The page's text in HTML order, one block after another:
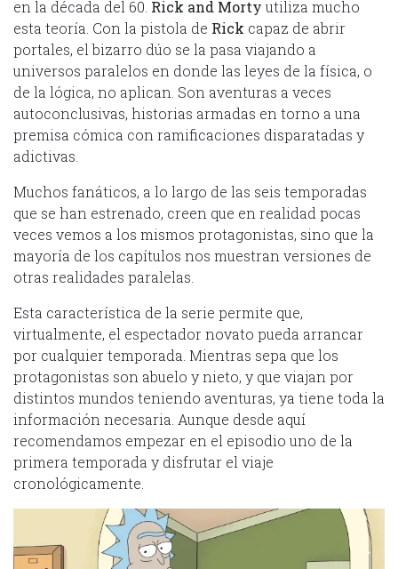
en la década del 60. Rick and Morty utiliza mucho
esta teoría. Con la pistola de Rick capaz de abrir
portales, el bizarro dúo se la pasa viajando a
universos paralelos en donde las leyes de la física, o
de la lógica, no aplican. Son aventuras a veces
autoconclusivas, historias armadas en torno a una
premisa cómica con ramificaciones disparatadas y
adictivas.
Muchos fanáticos, a lo largo de las seis temporadas
que se han estrenado, creen que en realidad pocas
veces vemos a los mismos protagonistas, sino que la
mayoría de los capítulos nos muestran versiones de
otras realidades paralelas.
Esta característica de la serie permite que,
virtualmente, el espectador novato pueda arrancar
por cualquier temporada. Mientras sepa que los
protagonistas son abuelo y nieto, y que viajan por
distintos mundos teniendo aventuras, ya tiene toda la
información necesaria. Aunque desde aquí
recomendamos empezar en el episodio uno de la
primera temporada y disfrutar el viaje
cronológicamente.